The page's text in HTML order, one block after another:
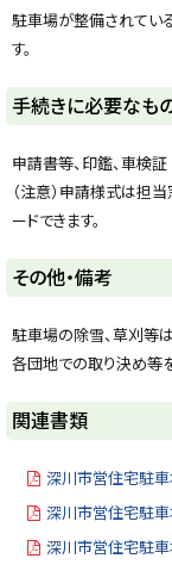
プ
に
る
駐車場が整備されてい
す。
ト
ッ
プ
に
戻
手続きに必要なも
申請書等、印鑑、車検証
（注意）申請様式は担
ードできます。
ト
ッ
プ
に
る
その他・備考
駐車場の除雪、草刈等
各団地での取り決め等を
ト
ッ
関連書類
深川市営住宅駐
深川市営住宅駐
深川市営住宅駐